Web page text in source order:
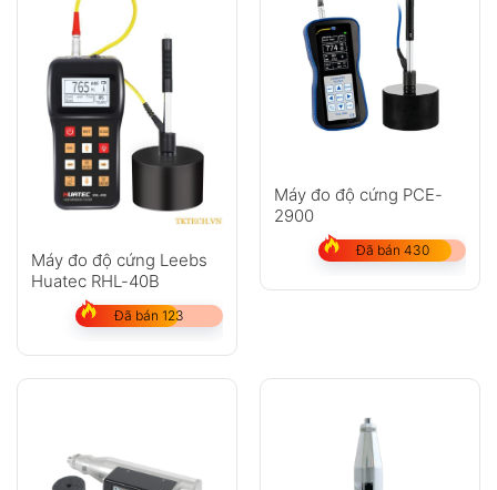
Máy đo độ cứng Leebs
Huatec RHL-40B
Đã bán 123
Máy đo độ cứng PCE-
2900
Đã bán 430